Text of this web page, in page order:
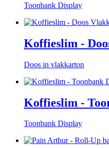
Toonbank Display
Koffieslim -
Doos in vlakkarton
Koffieslim -
Toonbank Display